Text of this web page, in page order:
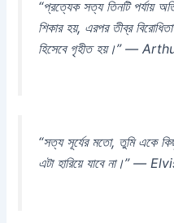
“প্রত্যেক সত্য তিনটি পর্যায়
শিকার হয়, এরপর তীব্র
হিসেবে গৃহীত হয়।” —
“সত্য সূর্যের মতো, তুমি একে
এটা হারিয়ে যাবে না।” —